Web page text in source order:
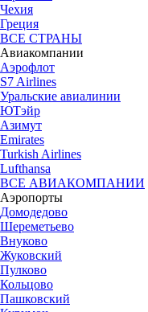
Чехия
Греция
ВСЕ СТРАНЫ
Авиакомпании
Аэрофлот
S7 Airlines
Уральские авиалинии
ЮТэйр
Азимут
Emirates
Turkish Airlines
Lufthansa
ВСЕ АВИАКОМПАНИИ
Аэропорты
Домодедово
Шереметьево
Внуково
Жуковский
Пулково
Кольцово
Пашковский